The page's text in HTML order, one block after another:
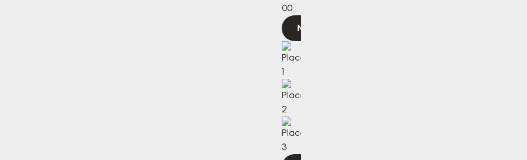
00
Navigovat